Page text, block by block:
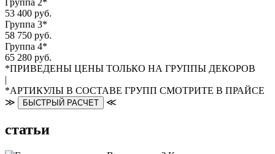
Группа 2*
53 400 руб.
Группа 3*
58 750 руб.
Группа 4*
65 280 руб.
*ПРИВЕДЕНЫ ЦЕНЫ ТОЛЬКО НА ГРУППЫ ДЕКОРОВ
|
*АРТИКУЛЫ В СОСТАВЕ ГРУПП СМОТРИТЕ В ПРАЙСЕ
≫
БЫСТРЫЙ РАСЧЕТ ≪
статьи